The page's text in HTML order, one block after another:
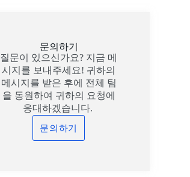
문의하기
질문이 있으신가요? 지금 메
시지를 보내주세요! 귀하의
메시지를 받은 후에 전체 팀
을 동원하여 귀하의 요청에
응대하겠습니다.
문의하기